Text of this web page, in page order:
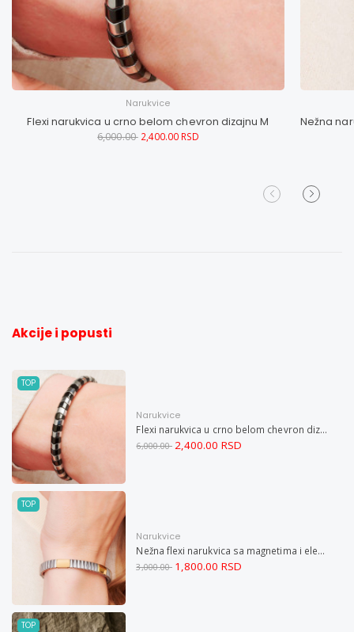
Narukvice
Flexi narukvica u crno belom chevron dizajnu M
6,000.00 2,400.00 RSD
Akcije i popusti
TOP
Narukvice
Flexi narukvica u crno belom chevron dizajnu M
6,000.00 2,400.00 RSD
TOP
Narukvice
Nežna flexi narukvica sa magnetima i elementima u boji zlata i bakrom M
3,000.00 1,800.00 RSD
TOP